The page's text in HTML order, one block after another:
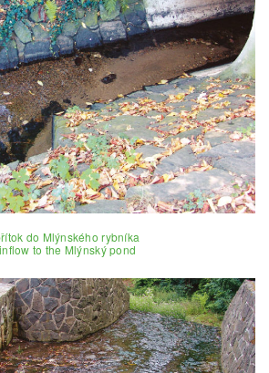
do Mlýnského rybníka
to the Mlýnský pond